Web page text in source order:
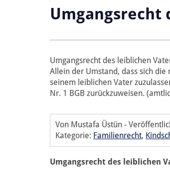
Umgangsrecht
Umgangsrecht des leiblichen
Allein der Umstand, dass sich
seinem leiblichen Vater
Nr. 1 BGB zurückzuweisen.
Von Mustafa Üstün -
Kategorie: Familienrecht,
Umgangsrecht des leiblichen